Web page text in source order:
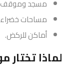
مسجد وموقف
مساحات
أماكن للركض.
لماذا